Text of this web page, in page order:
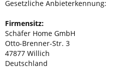
Gesetzliche Anbieterkennung:
Firmensitz:
Schäfer Home GmbH
Otto-Brenner-Str. 3
47877 Willich
Deutschland